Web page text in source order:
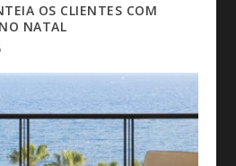
OS CLIENTES COM
NATAL